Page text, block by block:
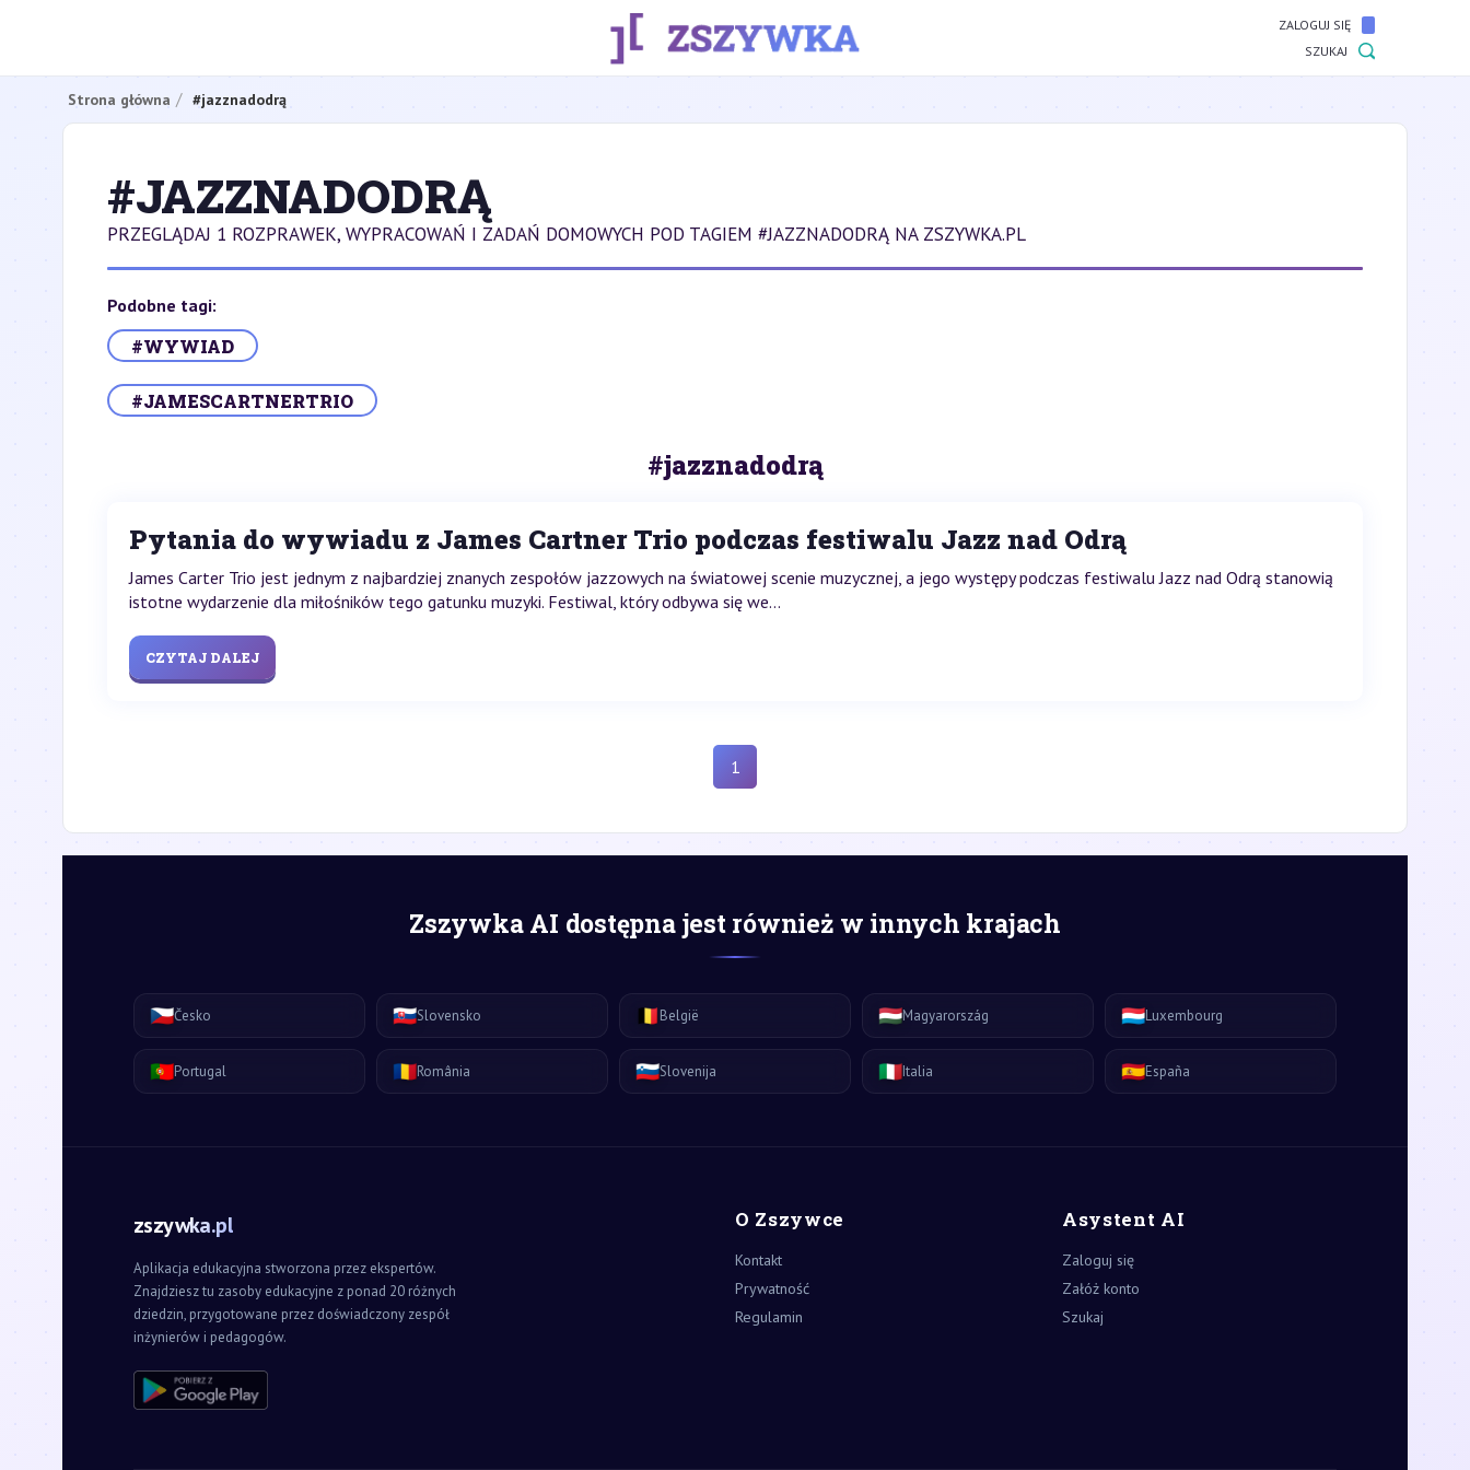
ZALOGUJ SIĘ
SZUKAJ
Strona główna #jazznadodrą
#JAZZNADODRĄ
PRZEGLĄDAJ 1 ROZPRAWEK, WYPRACOWAŃ I ZADAŃ DOMOWYCH POD TAGIEM #JAZZNADODRĄ NA ZSZYWKA.PL
Podobne tagi:
#WYWIAD
#JAMESCARTNERTRIO
#jazznadodrą
Pytania do wywiadu z James Cartner Trio podczas festiwalu Jazz nad Odrą
James Carter Trio jest jednym z najbardziej znanych zespołów jazzowych na światowej scenie muzycznej, a jego występy podczas festiwalu Jazz nad Odrą stanowią
istotne wydarzenie dla miłośników tego gatunku muzyki. Festiwal, który odbywa się we...
CZYTAJ DALEJ
1
Zszywka AI dostępna jest również w innych krajach
🇨🇿Česko 🇸🇰Slovensko 🇧🇪België 🇭🇺Magyarország 🇱🇺Luxembourg
🇵🇹Portugal 🇷🇴România 🇸🇮Slovenija 🇮🇹Italia 🇪🇸España
zszywka.pl
Aplikacja edukacyjna stworzona przez ekspertów.
Znajdziesz tu zasoby edukacyjne z ponad 20 różnych
dziedzin, przygotowane przez doświadczony zespół
inżynierów i pedagogów.
O Zszywce
Kontakt
Prywatność
Regulamin
Asystent AI
Zaloguj się
Załóż konto
Szukaj